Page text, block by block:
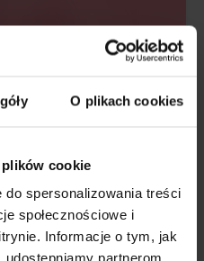
O plikach cookies
cookie
spersonalizowania treści
społecznościowe i
Informacje o tym, jak
partnerom
na zespół jelita
zespół jelita drażliwego i
i stylem życia.